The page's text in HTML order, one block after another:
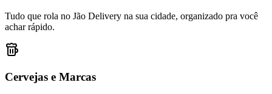
Tudo que rola no Jão Delivery na sua cidade, organizado pra você
achar rápido.
Cervejas e Marcas